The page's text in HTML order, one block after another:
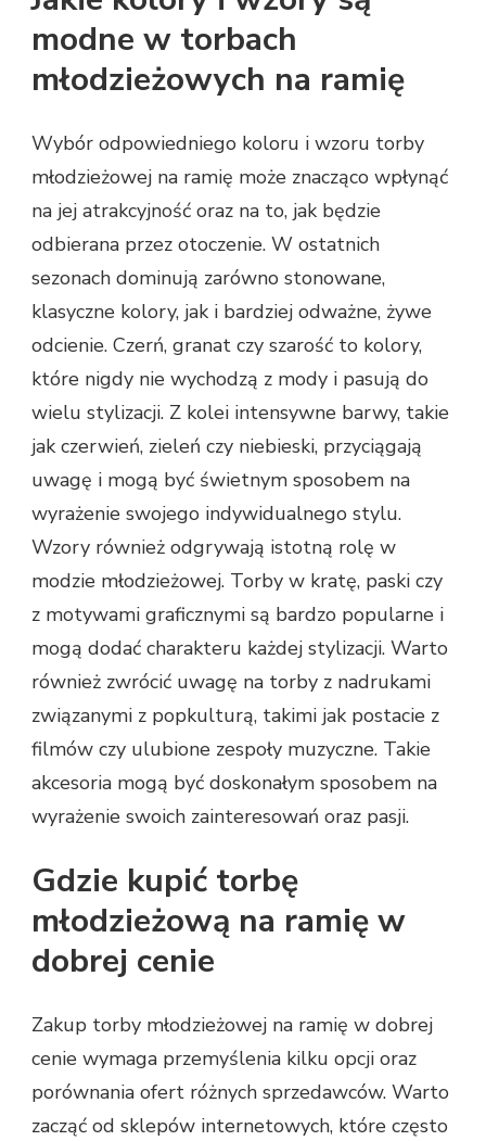
modne w torbach
młodzieżowych na ramię
Wybór odpowiedniego koloru i wzoru torby
młodzieżowej na ramię może znacząco wpłynąć
na jej atrakcyjność oraz na to, jak będzie
odbierana przez otoczenie. W ostatnich
sezonach dominują zarówno stonowane,
klasyczne kolory, jak i bardziej odważne, żywe
odcienie. Czerń, granat czy szarość to kolory,
które nigdy nie wychodzą z mody i pasują do
wielu stylizacji. Z kolei intensywne barwy, takie
jak czerwień, zieleń czy niebieski, przyciągają
uwagę i mogą być świetnym sposobem na
wyrażenie swojego indywidualnego stylu.
Wzory również odgrywają istotną rolę w
modzie młodzieżowej. Torby w kratę, paski czy
z motywami graficznymi są bardzo popularne i
mogą dodać charakteru każdej stylizacji. Warto
również zwrócić uwagę na torby z nadrukami
związanymi z popkulturą, takimi jak postacie z
filmów czy ulubione zespoły muzyczne. Takie
akcesoria mogą być doskonałym sposobem na
wyrażenie swoich zainteresowań oraz pasji.
Gdzie kupić torbę
młodzieżową na ramię w
dobrej cenie
Zakup torby młodzieżowej na ramię w dobrej
cenie wymaga przemyślenia kilku opcji oraz
porównania ofert różnych sprzedawców. Warto
zacząć od sklepów internetowych, które często